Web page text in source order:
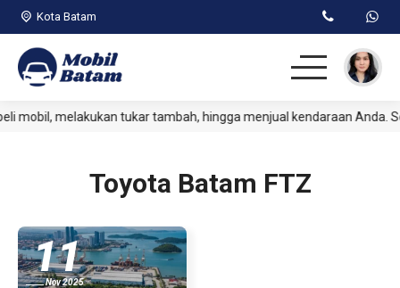
Kota Batam
Beranda
Jual Kendaraan
mobil, melakukan tukar tambah, hingga menjual kendaraan Anda.
Toyota Batam FTZ
11
Nov 2025